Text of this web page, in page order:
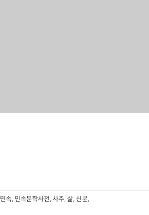
민속, 민속문학사전, 사주, 삶, 신분,